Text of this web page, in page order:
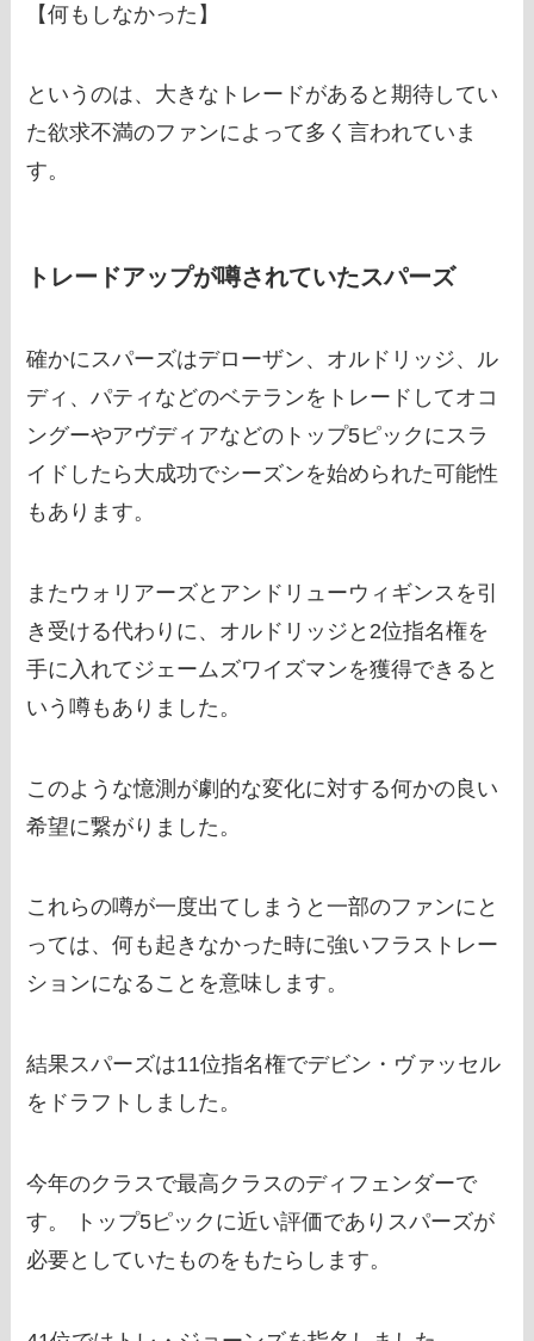
【何もしなかった】
というのは、大きなトレードがあると期待してい
た欲求不満のファンによって多く言われていま
す。
トレードアップが噂されていたスパーズ
確かにスパーズはデローザン、オルドリッジ、ル
ディ、パティなどのベテランをトレードしてオコ
ングーやアヴディアなどのトップ5ピックにスラ
イドしたら大成功でシーズンを始められた可能性
もあります。
またウォリアーズとアンドリューウィギンスを引
き受ける代わりに、オルドリッジと2位指名権を
手に入れてジェームズワイズマンを獲得できると
いう噂もありました。
このような憶測が劇的な変化に対する何かの良い
希望に繋がりました。
これらの噂が一度出てしまうと一部のファンにと
っては、何も起きなかった時に強いフラストレー
ションになることを意味します。
結果スパーズは11位指名権でデビン・ヴァッセル
をドラフトしました。
今年のクラスで最高クラスのディフェンダーで
す。 トップ5ピックに近い評価でありスパーズが
必要としていたものをもたらします。